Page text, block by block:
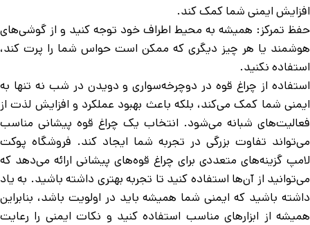
افزایش ایمنی شما کمک کند.
حفظ تمرکز: همیشه به محیط اطراف خود توجه کنید و از گوشی‌های
هوشمند یا هر چیز دیگری که ممکن است حواس شما را پرت کند،
استفاده نکنید.
استفاده از چراغ قوه در دوچرخه‌سواری و دویدن در شب نه تنها به
ایمنی شما کمک می‌کند، بلکه باعث بهبود عملکرد و افزایش لذت از
فعالیت‌های شبانه می‌شود. انتخاب یک چراغ قوه پیشانی مناسب
می‌تواند تفاوت بزرگی در تجربه شما ایجاد کند. فروشگاه پوکت
لامپ گزینه‌های متعددی برای چراغ قوه‌های پیشانی ارائه می‌دهد که
می‌توانید از آن‌ها استفاده کنید تا تجربه بهتری داشته باشید. به یاد
داشته باشید که ایمنی شما همیشه باید در اولویت باشد، بنابراین
همیشه از ابزارهای مناسب استفاده کنید و نکات ایمنی را رعایت